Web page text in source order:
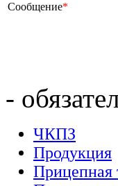
Сообщение*
-
ЧКПЗ
Продукция
Прицепная